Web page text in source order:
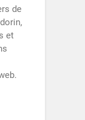
de
et